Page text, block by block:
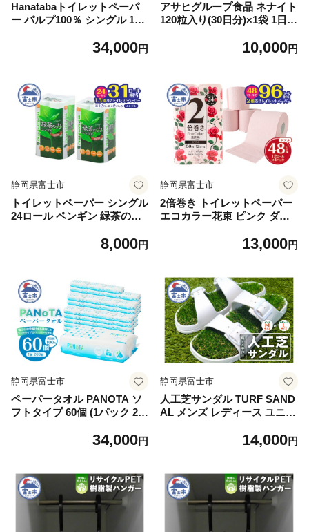
Hanatabaトイレットペーパ
ー パルプ100％ シングル 192
触り 消臭 エンボス 無地 無香
f002-601]
34,000円
アサヒグループ食品 ネナイト
120粒入り(30日分)×1袋 1日4
表示食品 L-テアニン 睡眠の
16-002]
10,000円
静岡県富士市
トイレットペーパー シングル
24ロール ペンギン 緑茶の力
長持ち 65m エンボス加工 再
[sf002-621]
8,000円
静岡県富士市
2倍巻き トイレットペーパー
エコカラー花束 ピンク ダブ
ピンクカラー 再生紙100% リ
静岡県 富士市 [sf002-513]
13,000円
静岡県富士市
ペーパータオル PANOTA ソ
フトタイプ 60個 (1パック 20
性 再生紙100% リサイクル S
用品 消耗品 生活用品 防災 備
蓄 富士市 [sf002-607]
34,000円
静岡県富士市
人工芝サンダル TURF SAND
AL メンズ レディース ユニセ
ズ M/L ホワイト 一足 職人手
利用 端材 日用品 富士市 (191
8)
14,000円